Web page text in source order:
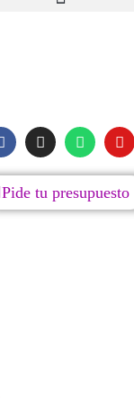
Pide tu presupuesto